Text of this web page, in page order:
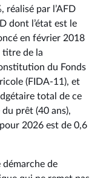
réalisé par l’AFD
dont l’état est le
en février 2018
titre de la
du Fonds
(FIDA-11), et
total de ce
prêt (40 ans),
2026 est de 0,6
démarche de